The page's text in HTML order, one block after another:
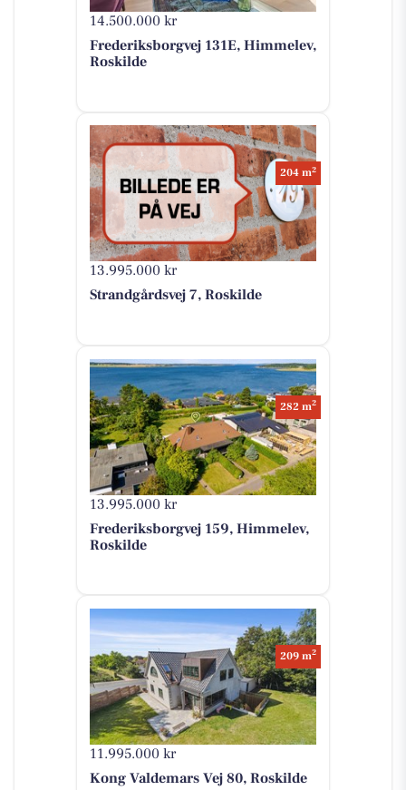
14.500.000 kr
Frederiksborgvej 131E, Himmelev,
Roskilde
13.995.000 kr
204 m2
Strandgårdsvej 7, Roskilde
13.995.000 kr
282 m2
Frederiksborgvej 159, Himmelev,
Roskilde
11.995.000 kr
209 m2
Kong Valdemars Vej 80, Roskilde